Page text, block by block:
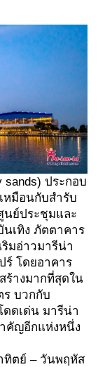
sands) ประกอบ
หมือนกับสำรับ
นย์ประชุมและ
เทิง ภัตตาคาร
มอ่าวมารีน่า
ร์ โดยอาคาร
ร้างมากที่สุดใน
ร บวกกับ
ดเด่น มารีน่า
คัญอีกแห่งหนึ่ง
ทิตย์ – วันพฤหัส